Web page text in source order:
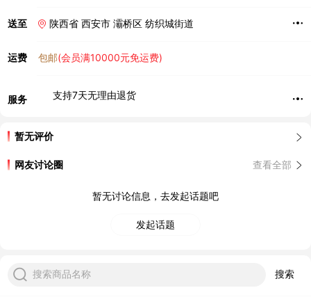
送至 陕西省 西安市 灞桥区 纺织城街道
运费 包邮(会员满10000元免运费)
服务 支持7天无理由退货
暂无评价
网友讨论圈 查看全部
暂无讨论信息，去发起话题吧
发起话题
搜索商品名称 搜索